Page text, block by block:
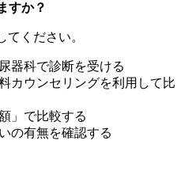
すか？
ください。
器科で診断を受ける
カウンセリングを利用して比
」で比較する
の有無を確認する